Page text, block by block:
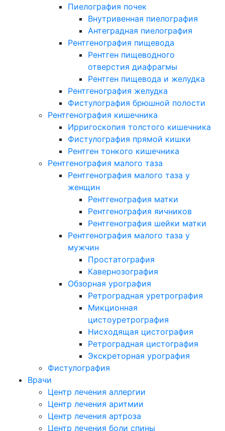
Пиелография почек
Внутривенная пиелография
Антеградная пиелография
Рентгенография пищевода
Рентген пищеводного
отверстия диафрагмы
Рентген пищевода и желудка
Рентгенография желудка
Фистулография брюшной полости
Рентгенография кишечника
Ирригоскопия толстого кишечника
Фистулография прямой кишки
Рентген тонкого кишечника
Рентгенография малого таза
Рентгенография малого таза у
женщин
Рентгенография матки
Рентгенография яичников
Рентгенография шейки матки
Рентгенография малого таза у
мужчин
Простатография
Кавернозография
Обзорная урография
Ретроградная уретрография
Микционная
цистоуретрография
Нисходящая цистография
Ретроградная цистография
Экскреторная урография
Фистулография
Врачи
Центр лечения аллергии
Центр лечения аритмии
Центр лечения артроза
Центр лечения боли спины